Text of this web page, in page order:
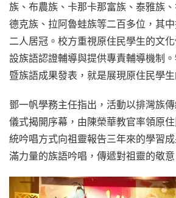
族、布農族、卡那卡那富族、泰雅族
德克族、拉阿魯蛙族等二百多位，其
二人居冠。校方重視原住民學生的文
設族語認證輔導與提供專責輔導機制
暨族語成果發表，就是展現原住民學
鄧一帆學務主任指出，活動以排灣族
儀式揭開序幕，由陳榮華教官率領原
統吟唱方式向祖靈報告三年來的學習
滿力量的族語吟唱，傳遞對祖靈的敬